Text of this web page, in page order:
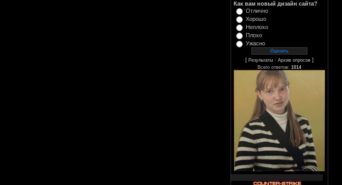
Как вам новый дизайн сайта?
Отлично
Хорошо
Неплохо
Плохо
Ужасно
[ Результаты · Архив опросов ]
Всего ответов: 1014